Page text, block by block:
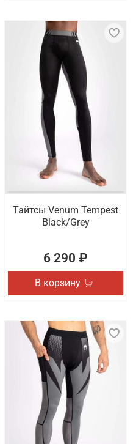
Тайтсы Venum Tempest
Black/Grey
6 290 ₽
В корзину